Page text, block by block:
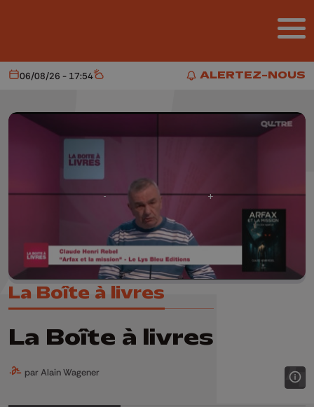
ALERTEZ-NOUS
ALERTEZ-NOUS
Aujourd'hui
06/08/26 - 17:54 Météo
La Boîte à livres
La Boîte à livres
par Alain Wagener